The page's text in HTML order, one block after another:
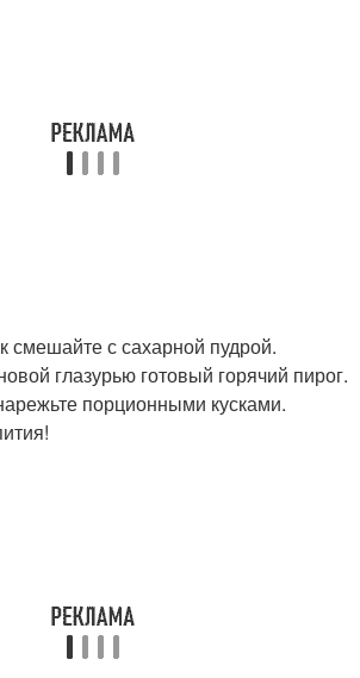
смешайте с сахарной пудрой.
глазурью готовый горячий пирог.
порционными кусками.